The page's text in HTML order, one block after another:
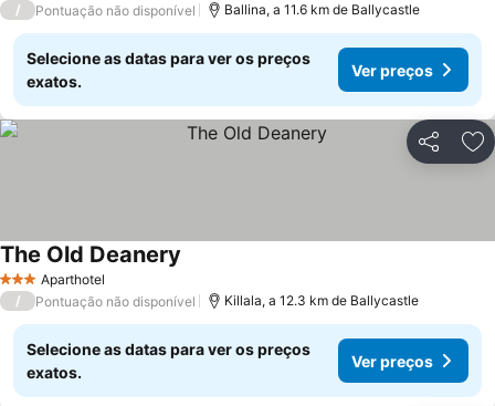
/ Pontuação não disponível Ballina, a 11.6 km de Ballycastle
Selecione as datas para ver os preços
exatos.
Ver preços
Partilhar
3 EstrelasAparthotel
The Old Deanery
/ Pontuação não disponível Killala, a 12.3 km de Ballycastle
Selecione as datas para ver os preços
exatos.
Ver preços